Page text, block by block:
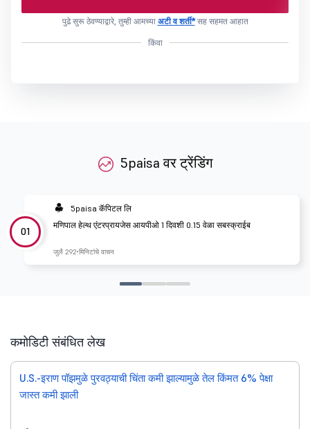
पुढे सुरू ठेवण्याद्वारे, तुम्ही आमच्या अटी व शर्ती*सह सहमत आहात
किंवा
5paisa वर ट्रेंडिंग
01
5paisa कॅपिटल लि
मणिपाल हेल्थ एंटरप्रायजेस आयपीओ 1 दिवशी 0.15 वेळा सबस्क्राईब
जुलै 292 मिनिटांचे वाचन
कमोडिटी संबंधित लेख
U.S.-इराण पॉझमुळे पुरवठ्याची चिंता कमी झाल्यामुळे तेल किंमत 6% पेक्षा
जास्त कमी झाली